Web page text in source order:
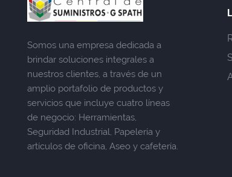
Somos una empresa dedicada a
brindar soluciones integrales a
nuestros clientes, a través de un
amplio portafolio de productos y
servicios que incluye cuatro líneas
de negocio: Herramientas,
Seguridad Industrial, Papelería y
artículos de oficina, Aseo y cafetería.